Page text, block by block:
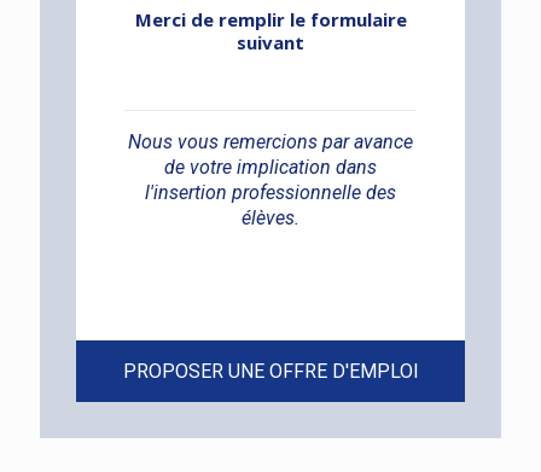
Merci de remplir le formulaire
suivant
Nous vous remercions par avance
de votre implication dans
l'insertion professionnelle des
élèves.
PROPOSER UNE OFFRE D'EMPLOI